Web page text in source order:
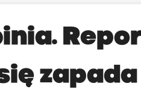
zapada